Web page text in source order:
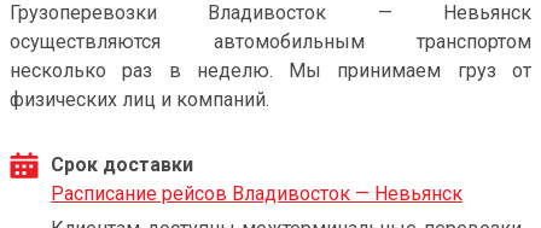
Грузоперевозки Владивосток — Невьянск
осуществляются автомобильным транспортом
несколько раз в неделю. Мы принимаем груз от
физических лиц и компаний.
Срок доставки
Расписание рейсов Владивосток — Невьянск